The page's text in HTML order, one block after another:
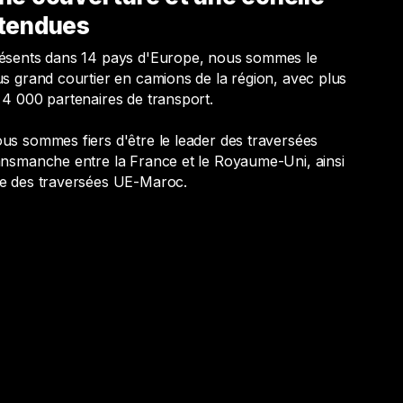
dans 14 pays d'Europe, nous sommes le
grand courtier en camions de la région, avec plus
4 000 partenaires de transport.
sommes fiers d'être le leader des traversées
entre la France et le Royaume-Uni, ainsi
des traversées UE-Maroc.